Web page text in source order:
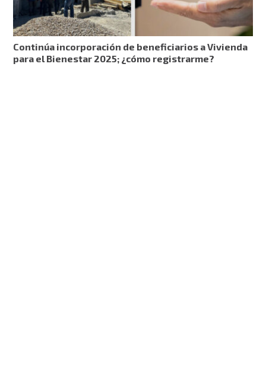
Continúa incorporación de beneficiarios a Vivienda
para el Bienestar 2025; ¿cómo registrarme?